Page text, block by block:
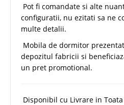
Pot fi comandate si alte
configuratii, nu ezitati sa ne
multe detalii.
Mobila de dormitor
depozitul fabricii si
un pret promotional.
Disponibil cu Livrare in